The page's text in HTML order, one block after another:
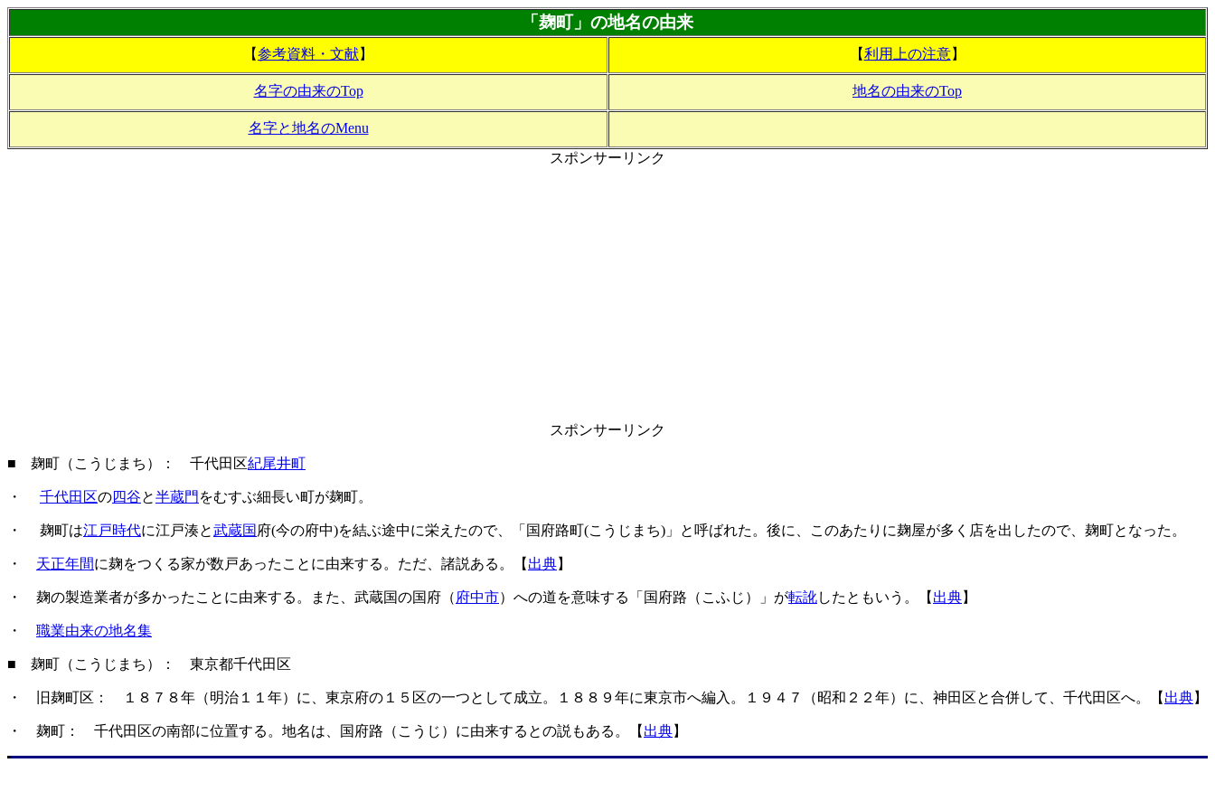
「麹町」の地名の由来
【参考資料・文献】 【利用上の注意】
名字の由来のTop 地名の由来のTop
名字と地名のMenu
スポンサーリンク
スポンサーリンク
■ 麹町（こうじまち）： 千代田区紀尾井町
・ 千代田区の四谷と半蔵門 をむすぶ細長い町が麹町。
・ 麹町は江戸時代に江戸湊と武蔵国 府(今の府中)を結ぶ途中に栄えたので、「国府路町(こうじまち)」と呼ばれた。後に、このあたりに麹屋が多く店を出したので、麹町となった。
・ 天正年間に麹をつくる家が数戸あったことに由来する。ただ、諸説ある。【 出典】
・ 麹の製造業者が多かったことに由来する。また、武蔵国の国府（ 府中市）への道を意味する「国府路（こふじ）」が転訛したともいう。【 出典】
・ 職業由来の地名集
■ 麹町（こうじまち）： 東京都千代田区
・ 旧麹町区： １８７８年（明治１１年）に、東京府の１５区の一つとして成立。１８８９年に東京市へ編入。１９４７（昭和２２年）に、神田区と合併して、千代田区へ。【 出典】
・ 麹町： 千代田区の南部に位置する。地名は、国府路（こうじ）に由来するとの説もある。【 出典】